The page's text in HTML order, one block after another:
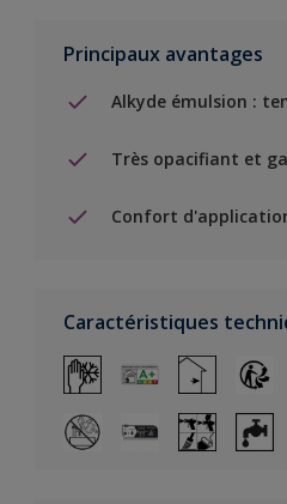
Principaux avantages
Alkyde émulsion :
Très opacifiant et
Confort
Caractéristiques